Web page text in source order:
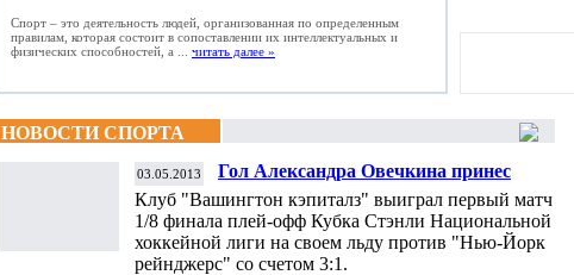
Спорт – это деятельность людей, организованная по определенным
правилам, которая состоит в сопоставлении их интеллектуальных и
физических способностей, а ... читать далее »
НОВОСТИ СПОРТА
03.05.2013
Гол Александра Овечкина принес
"Вашингтону кэпиталз" успех в первом
матче плей-офф
Клуб "Вашингтон кэпиталз" выиграл первый матч
1/8 финала плей-офф Кубка Стэнли Национальной
хоккейной лиги на своем льду против "Нью-Йорк
рейнджерс" со счетом 3:1.